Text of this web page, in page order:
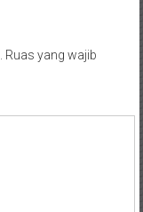
Ruas yang wajib